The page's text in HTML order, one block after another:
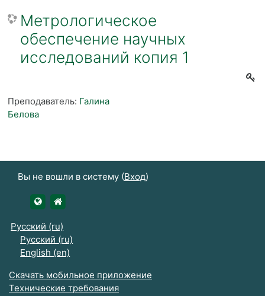
Метрологическое
обеспечение научных
исследований копия 1
Преподаватель: Галина
Белова
Вы не вошли в систему (Вход)
https://udsau.ru
Русский ‎(ru)‎
Русский ‎(ru)‎
English ‎(en)‎
Скачать мобильное приложение
Технические требования